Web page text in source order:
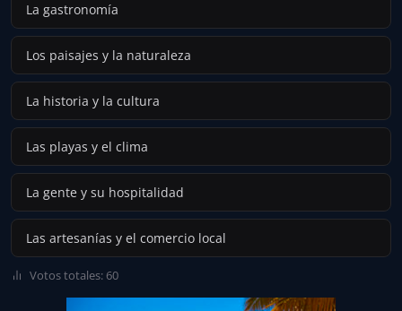
La gastronomía
Los paisajes y la naturaleza
La historia y la cultura
Las playas y el clima
La gente y su hospitalidad
Las artesanías y el comercio local
Votos totales: 60